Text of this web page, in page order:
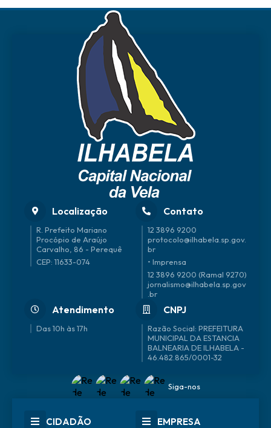
Localização
R. Prefeito Mariano
Procópio de Araújo
Carvalho, 86 - Perequê
CEP: 11633-074
Contato
12 3896 9200
protocolo@ilhabela.sp.gov.
br
• Imprensa
12 3896 9200 (Ramal 9270)
jornalismo@ilhabela.sp.gov
.br
Atendimento
Das 10h às 17h
CNPJ
46.482.865/0001-32
Siga-nos
CIDADÃO EMPRESA